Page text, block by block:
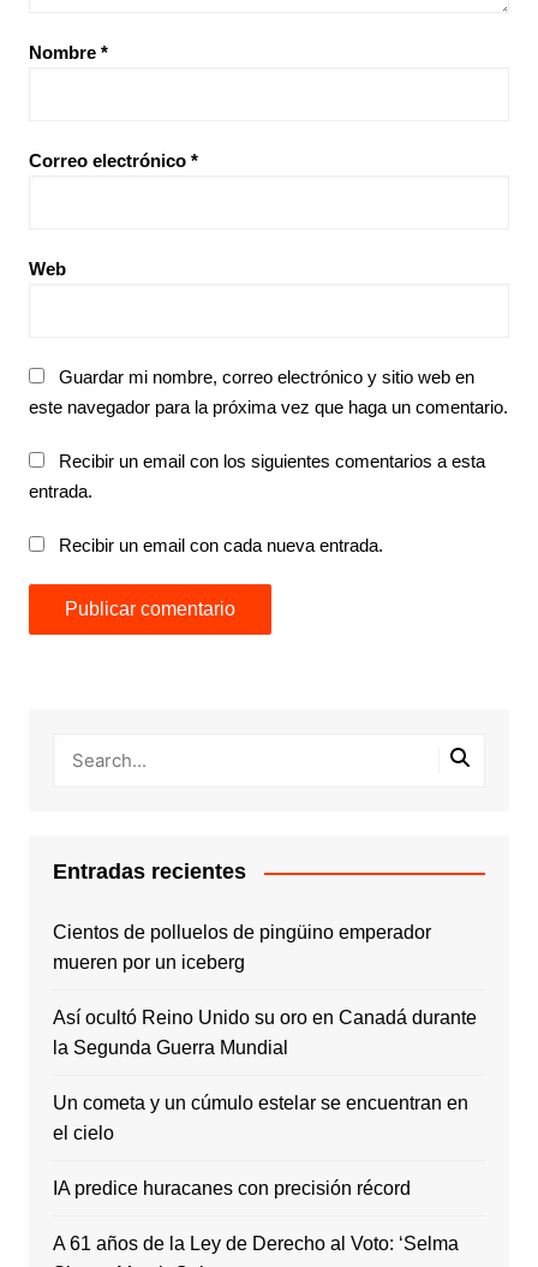
Nombre *
Correo electrónico *
Web
Guardar mi nombre, correo electrónico y sitio web en
este navegador para la próxima vez que haga un comentario.
Recibir un email con los siguientes comentarios a esta
entrada.
Recibir un email con cada nueva entrada.
Entradas recientes
Cientos de polluelos de pingüino emperador
mueren por un iceberg
Así ocultó Reino Unido su oro en Canadá durante
la Segunda Guerra Mundial
Un cometa y un cúmulo estelar se encuentran en
el cielo
IA predice huracanes con precisión récord
A 61 años de la Ley de Derecho al Voto: ‘Selma